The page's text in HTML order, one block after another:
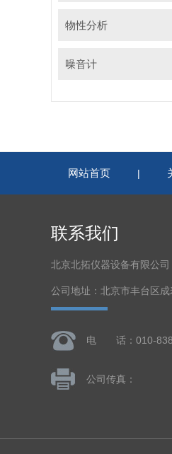
物性分析
噪音计
网站首页 |
联系我们
北京北拓仪器设备有限公司
公司地址：北京市丰台区
电 话：010-
公司传真：